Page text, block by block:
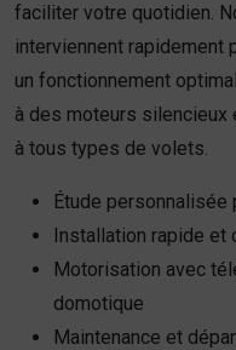
faciliter votre quotidien.
interviennent rapidement
un fonctionnement
à des moteurs silencieux
à tous types de volets.
Étude personnalisée
Installation rapide et
Motorisation avec
domotique
Maintenance et